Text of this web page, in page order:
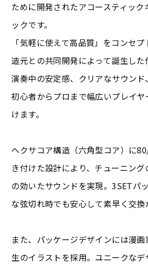
ために開発されたアコースティッ
ックです。
「気軽に使えて高品質」をコンセ
造元との共同開発によって誕生した
演奏中の安定感、クリアなサウンド
初心者からプロまで幅広いプレイ
けます。
ヘクサコア構造（六角型コア）に
き付けた設計により、チューニン
の効いたサウンドを実現。3SETパ
な弦切れ時でも安心して素早く交換
また、パッケージデザインには漫
生のイラストを採用。ユニークな